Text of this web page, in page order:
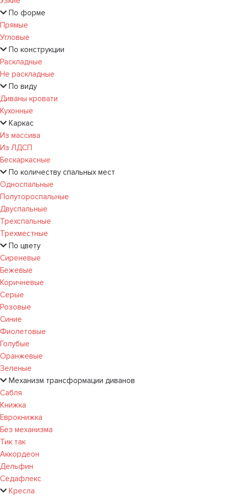
По форме
Прямые
Угловые
По конструкции
Раскладные
Не раскладные
По виду
Диваны кровати
Кухонные
Каркас
Из массива
Из ЛДСП
Бескаркасные
По количеству спальных мест
Односпальные
Полутороспальные
Двуспальные
Трехспальные
Трехместные
По цвету
Сиреневые
Бежевые
Коричневые
Серые
Розовые
Синие
Фиолетовые
Голубые
Оранжевые
Зеленые
Механизм трансформации диванов
Сабля
Книжка
Еврокнижка
Без механизма
Тик так
Аккордеон
Дельфин
Седафлекс
Кресла